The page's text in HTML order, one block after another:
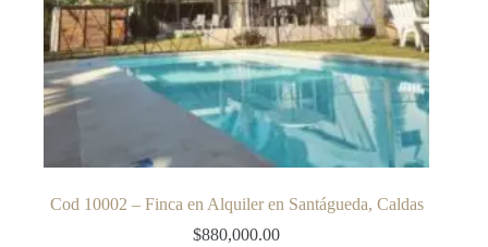
Cod 10002 – Finca en Alquiler en Santágueda, Caldas
$880,000.00